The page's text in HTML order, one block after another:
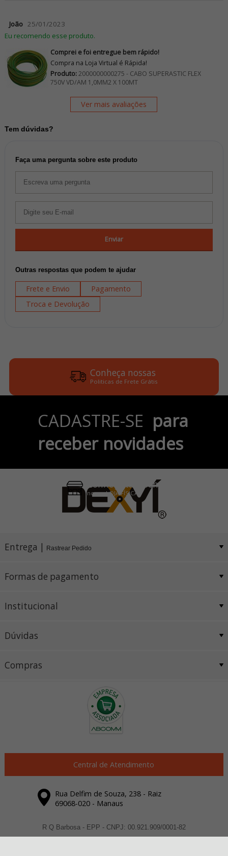
João 25/01/2023
Eu recomendo esse produto.
Comprei e foi entregue bem rápido!
Compra na Loja Virtual é Rápida!
Produto:2000000000275 - CABO SUPERASTIC FLEX
750V VD/AM 1,0MM2 X 100MT
Ver mais avaliações
Tem dúvidas?
Faça uma pergunta sobre este produto
Enviar
Outras respostas que podem te ajudar
Frete e Envio
Pagamento
Troca e Devolução
Conheça nossas
Politicas de Frete Grátis
no Cartão de Crédito
Pix e Boleto
Conheça também
nossa LOJA FÍSICA
CADASTRE-SE para
receber novidades
Entrega | Rastrear Pedido
Formas de pagamento
Institucional
Dúvidas
Compras
Central de Atendimento
Rua Delfim de Souza, 238 - Raiz
69068-020 - Manaus
R Q Barbosa - EPP - CNPJ: 00.921.909/0001-82